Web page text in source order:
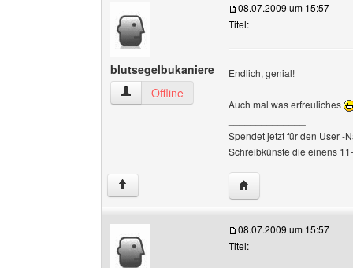
blutsegelbukaniere
blutsegelbukaniere Benutzer-Profile anzeigen
Offline
08.07.2009 um 15:57
Titel:
Endlich, genial!
Auch mal was erfreuliches
Spendet jetzt für den User -
Schreibkünste die einens
↑ Website dieses
08.07.2009 um 15:57
Titel: